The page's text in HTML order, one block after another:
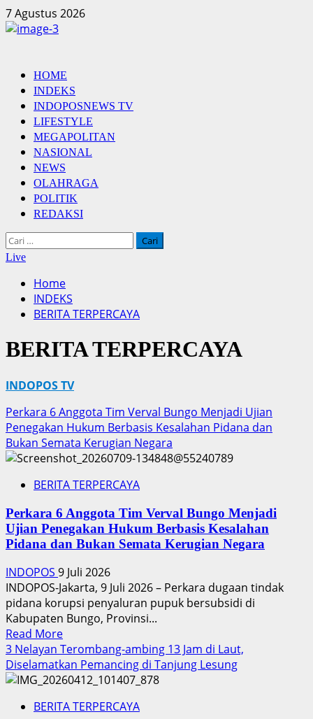
Skip
to
7 Agustus 2026
Primary
Menu
HOME
INDEKS
INDOPOSNEWS TV
LIFESTYLE
MEGAPOLITAN
NASIONAL
NEWS
OLAHRAGA
POLITIK
REDAKSI
Cari
untuk:
Live
Home
INDEKS
BERITA TERPERCAYA
BERITA TERPERCAYA
INDOPOS TV
Perkara 6 Anggota Tim Verval Bungo Menjadi Ujian
Penegakan Hukum Berbasis Kesalahan Pidana dan
Bukan Semata Kerugian Negara
BERITA TERPERCAYA
Perkara 6 Anggota Tim Verval Bungo Menjadi
Ujian Penegakan Hukum Berbasis Kesalahan
Pidana dan Bukan Semata Kerugian Negara
INDOPOS 9 Juli 2026
‎INDOPOS-Jakarta, 9 Juli 2026 – Perkara dugaan tindak
pidana korupsi penyaluran pupuk bersubsidi di
Kabupaten Bungo, Provinsi...
Read MoreRead
more
about
Perkara
Anggota
3 Nelayan Terombang-ambing 13 Jam di Laut,
Diselamatkan Pemancing di Tanjung Lesung
BERITA TERPERCAYA